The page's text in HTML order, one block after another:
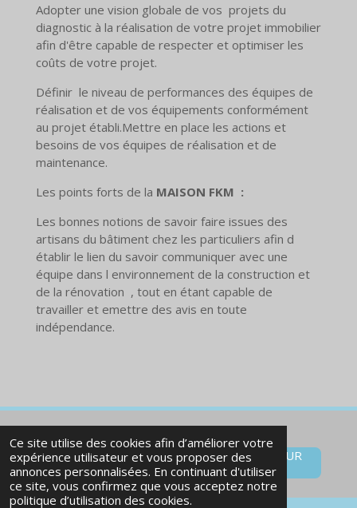
Ce site utilise des cookies afin d’améliorer votre
expérience utilisateur et vous proposer des
annonces personnalisées. En continuant d'utiliser
ce site, vous confirmez que vous acceptez notre
politique d’utilisation des cookies.
Adopter une vision globale de vos projets du
diagnostic à la réalisation de votre projet immobilier
afin d'être capable de respecter et optimiser les
coûts de votre projet.
Définir le niveau de performances des équipes de
réalisation et de vos équipements conformément
au projet établi.Mettre en place les actions et
besoins de vos équipes de réalisation et de
maintenance.
Les points forts de la MAISON FKM :
Les bonnes notions de savoir faire issues des
artisans du bâtiment chez les particuliers afin d
établir le lien du savoir communiquer avec une
équipe dans l environnement de la construction et
de la rénovation , tout en étant capable de
travailler et emettre des avis en toute
indépendance.
Cliquez ici pour laisser VOTRE MESSAGE SUR
WHATSAPP BUSINESS